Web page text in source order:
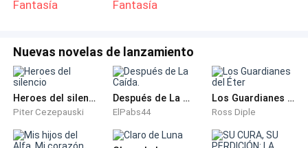
Fantasía Fantasía
Nuevas novelas de lanzamiento
Heroes del silencio
Piter Cezepauski
Después de La Caída.
ElPabs44
Los Guardianes del Éter
Ross Diple